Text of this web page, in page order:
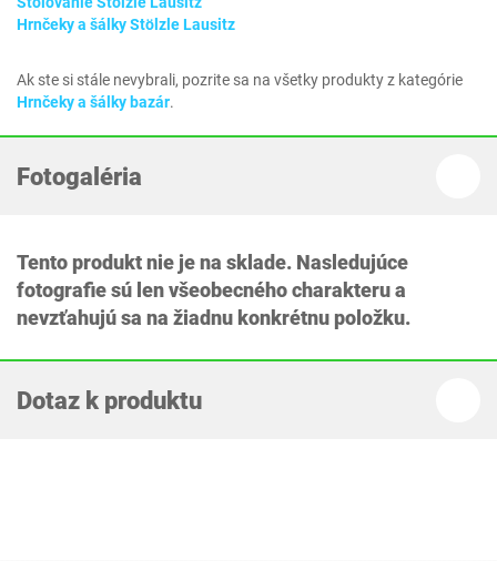
Hrnčeky a šálky Stölzle Lausitz
Ak ste si stále nevybrali, pozrite sa na všetky produkty z kategórie
Hrnčeky a šálky bazár.
Fotogaléria
Tento produkt nie je na sklade. Nasledujúce
fotografie sú len všeobecného charakteru a
nevzťahujú sa na žiadnu konkrétnu položku.
Dotaz k produktu